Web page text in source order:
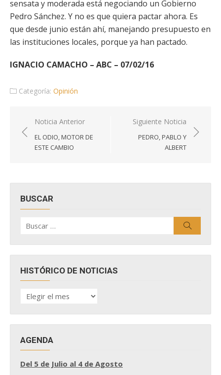
sensata y moderada está negociando un Gobierno
Pedro Sánchez. Y no es que quiera pactar ahora. Es
que desde junio están ahí, manejando presupuesto en
las instituciones locales, porque ya han pactado.
IGNACIO CAMACHO – ABC – 07/02/16
Categoría: Opinión
Navegación
de
entradas
Noticia Anterior
EL ODIO, MOTOR DE
ESTE CAMBIO
Siguiente Noticia
PEDRO, PABLO Y
ALBERT
BUSCAR
por:
HISTÓRICO DE NOTICIAS
HISTÓRICO
DE
AGENDA
Del 5 de Julio al 4 de Agosto